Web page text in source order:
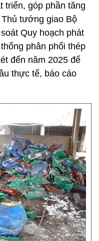
triển, góp phần tăng
tướng giao Bộ
Quy hoạch phát
phân phối thép
đến năm 2025 để
thực tế, báo cáo